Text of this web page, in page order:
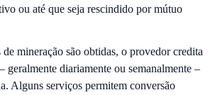
ou até que seja rescindido por mútuo
de mineração são obtidas, o provedor credita
geralmente diariamente ou semanalmente –
Alguns serviços permitem conversão